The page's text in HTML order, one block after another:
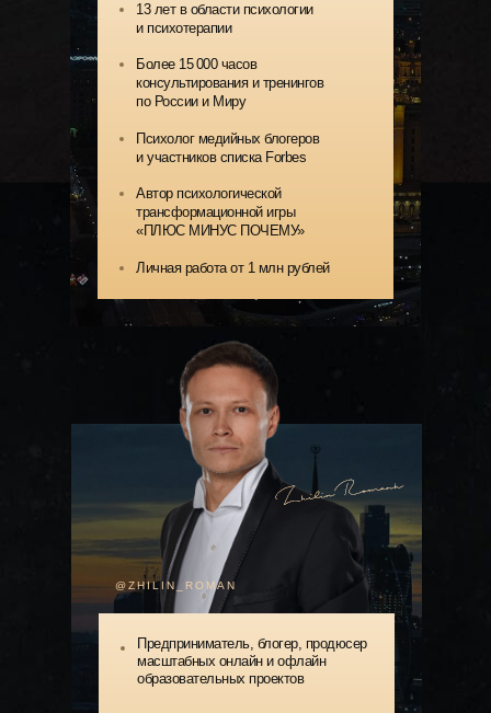
@ZHILIN_ROMAN
Предприниматель, блогер, продюсер
масштабных онлайн и офлайн
образовательных проектов
13 лет в области психологии
и психотерапии
Личная работа от 1 млн рублей
Автор психологической
трансформационной игры
«ПЛЮС МИНУС ПОЧЕМУ»
Психолог медийных блогеров
и участников списка Forbes
Более 15 000 часов
консультирования и тренингов
по России и Миру